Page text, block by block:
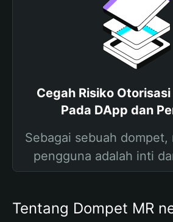
Cegah Risiko
Pada DApp dan
Sebagai sebuah dompet,
pengguna adalah inti
Tentang Dompet MR